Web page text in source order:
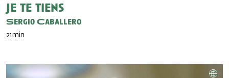
Je te tiens
Sergio Caballero
21min